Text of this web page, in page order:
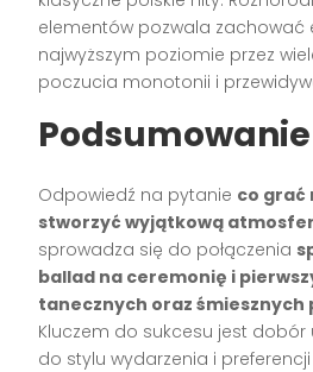
elementów pozwala zachować
najwyższym poziomie przez
poczucia monotonii i
Podsumowanie
Odpowiedź na pytanie co grać
stworzyć wyjątkową
sprowadza się do połączenia
ballad na ceremonię i
tanecznych oraz śmiesznych
Kluczem do sukcesu jest
do stylu wydarzenia i